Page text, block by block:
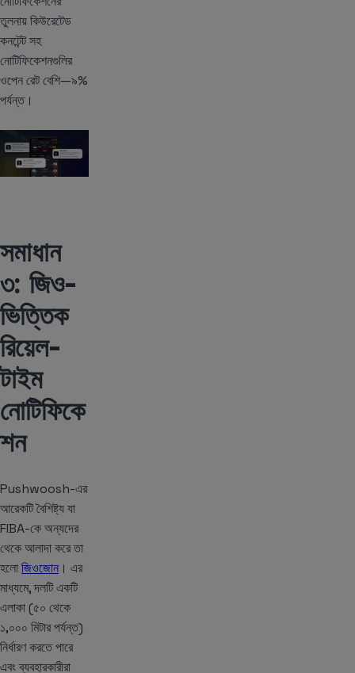
তুলনায় কিউরেটেড
কনটেন্ট সহ
নোটিফিকেশনগুলির
ওপেন রেট বেশি—৯%
পর্যন্ত।
সমাধান
৩: জিও-
ভিত্তিক
রিয়েল-
টাইম
নোটিফিকে
শন
Pushwoosh-এর
আরেকটি বৈশিষ্ট্য যা
FIBA-কে অন্যদের
থেকে আলাদা করে তা
হলোজিওজোন । এর
মাধ্যমে, দলটি একটি
এলাকা (৫০ থেকে
১,০০০ মিটার পর্যন্ত)
নির্ধারণ করতে পারে
এবং ব্যবহারকারীরা